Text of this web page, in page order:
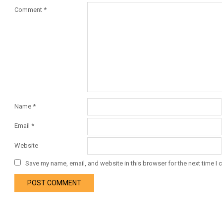
Comment *
Name *
Email *
Website
Save my name, email, and website in this browser for the next time I